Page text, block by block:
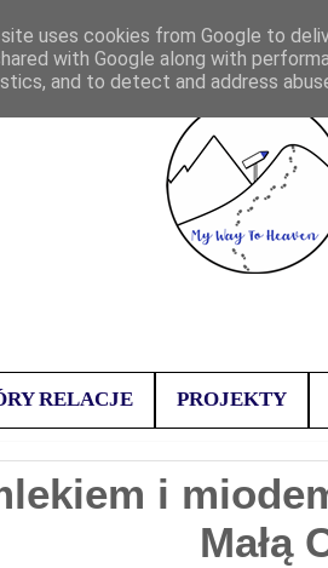
RELACJE PROJEKTY
i
Małą
uses cookies from Google to
with Google along with
and to detect and address